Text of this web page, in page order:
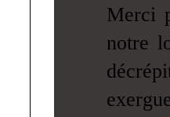
Merci
notre